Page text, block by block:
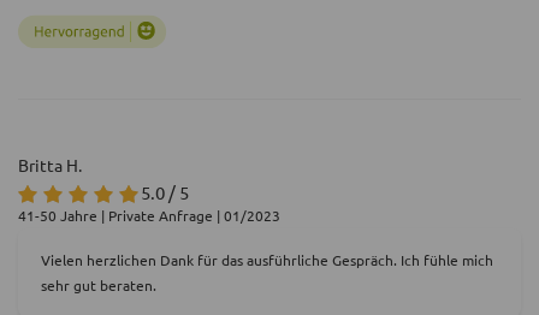
Britta H.
5.0 / 5
41-50 Jahre | Private Anfrage | 01/2023
Vielen herzlichen Dank für das ausführliche Gespräch. Ich fühle mich
sehr gut beraten.